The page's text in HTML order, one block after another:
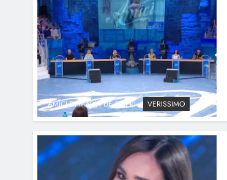
AMICI DI MARIA DE FILIPPI VERISSIMO